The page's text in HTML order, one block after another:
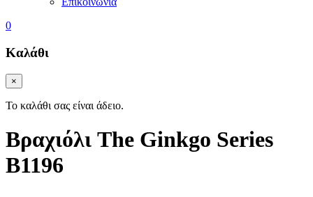
0
Καλάθι
×
Το καλάθι σας είναι άδειο.
Βραχιόλι The Ginkgo Series
Β1196